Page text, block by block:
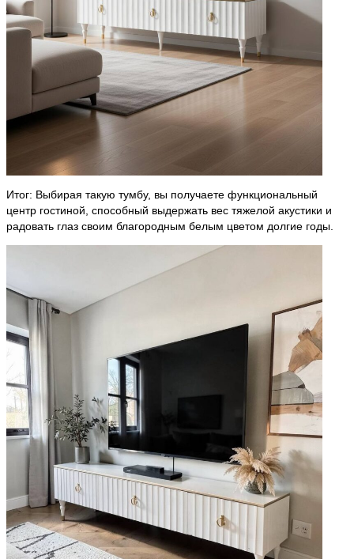
Итог: Выбирая такую тумбу, вы получаете функциональный
центр гостиной, способный выдержать вес тяжелой акустики и
радовать глаз своим благородным белым цветом долгие годы.